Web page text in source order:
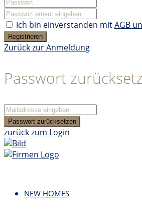
Ich bin einverstanden mitAGB
Registrieren
Zurück zur Anmeldung
Passwort
Passwort zurücksetzen
zurück zum Login
NEW HOMES